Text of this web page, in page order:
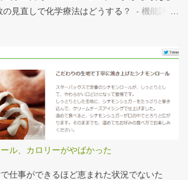
都府中市：朝日新聞デジタル ）を見れば、
情報は十分でないかもしれない。しかし、ヒ
せて見れば、相対的なポジションが分かり
事は、人が一緒に写っているので大きさを
いえば、大きさ比較でタバコの箱を横に並べ
ないなぁ・・・。このご時世、タバコはNG
見直しで化学療法はどうする？ - 機能評価
い続けて10数年、ようやく見直されるよう
内容も微妙では？？？というのが記事の主
るとこんな感じ。 日頃、各方面から「話が長
ので、自分が話すよりAIが話した方がよいと
題だろう。
ル、カロリーがやばかった
仕事ができるほど恵まれた状況でないた